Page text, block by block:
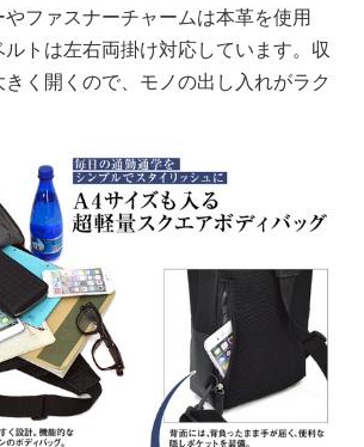
ファスナーチャームは本革を使用
ルトは左右両掛け対応しています。収
く開くので、モノの出し入れがラク